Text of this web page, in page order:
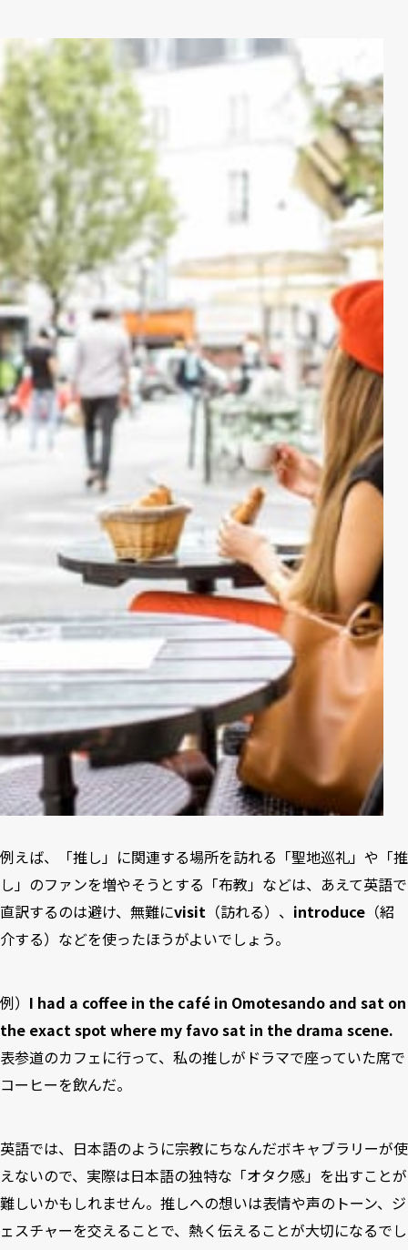
例えば、「推し」に関連する場所を訪れる「聖地巡礼」や「推
し」のファンを増やそうとする「布教」などは、あえて英語で
直訳するのは避け、無難にvisit （訪れる）、 introduce （紹
介する）などを使ったほうがよいでしょう。
例） I had a coffee in the café in Omotesando and sat on
the exact spot where my favo sat in the drama scene.
表参道のカフェに行って、私の推しがドラマで座っていた席で
コーヒーを飲んだ。
英語では、日本語のように宗教にちなんだボキャブラリーが使
えないので、実際は日本語の独特な「オタク感」を出すことが
難しいかもしれません。推しへの想いは表情や声のトーン、ジ
ェスチャーを交えることで、熱く伝えることが大切になるでし